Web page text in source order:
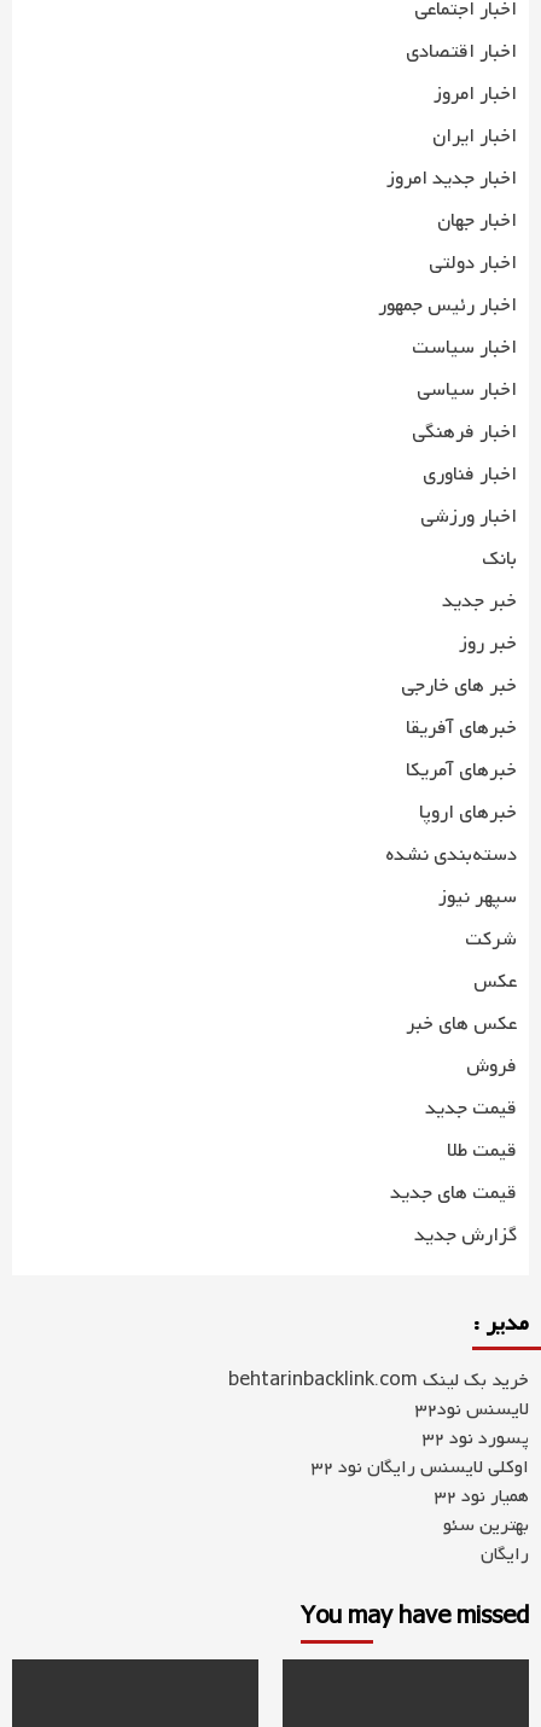
اخبار اجتماعی
اخبار اقتصادی
اخبار امروز
اخبار ایران
اخبار جدید امروز
اخبار جهان
اخبار دولتی
اخبار رئیس جمهور
اخبار سیاست
اخبار سیاسی
اخبار فرهنگی
اخبار فناوری
اخبار ورزشی
بانک
خبر جدید
خبر روز
خبر های خارجی
خبرهای آفریقا
خبرهای آمریکا
خبرهای اروپا
دسته‌بندی نشده
سپهر نیوز
شرکت
عکس
عکس های خبر
فروش
قیمت جدید
قیمت طلا
قیمت های جدید
گزارش جدید
مدیر :
خرید بک لینک behtarinbacklink.com
لایسنس نود32
پسورد نود 32
اوکلی لایسنس رایگان نود 32
همیار نود 32
بهترین سئو
رایگان
You may have missed